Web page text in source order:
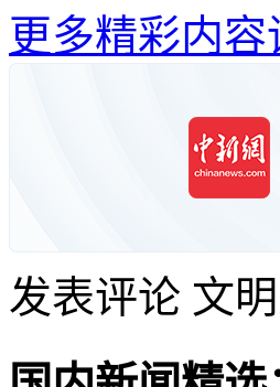
更多精彩内
发表评论 文